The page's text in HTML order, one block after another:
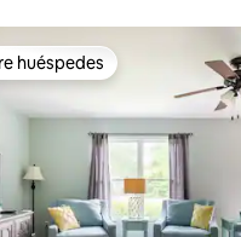
huéspedes
huéspedes